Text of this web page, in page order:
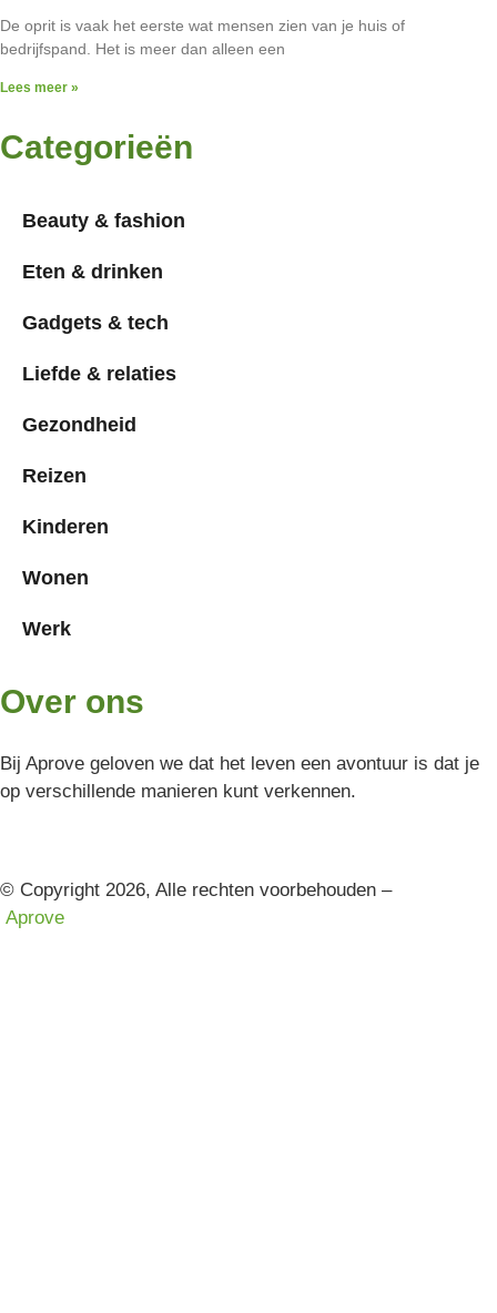
De oprit is vaak het eerste wat mensen zien van je huis of
bedrijfspand. Het is meer dan alleen een
Lees meer »
Categorieën
Beauty & fashion
Eten & drinken
Gadgets & tech
Liefde & relaties
Gezondheid
Reizen
Kinderen
Wonen
Werk
Over ons
Bij Aprove geloven we dat het leven een avontuur is dat je
op verschillende manieren kunt verkennen.
© Copyright 2026, Alle rechten voorbehouden –
Aprove